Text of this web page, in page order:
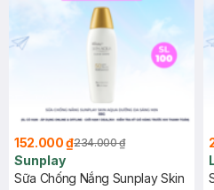
152.000 ₫234.000 ₫
Sunplay
Sữa Chống Nắng Sunplay Skin